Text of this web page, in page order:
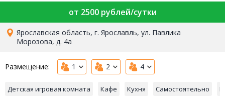
от 2500 рублей/сутки
Ярославская область, г. Ярославль, ул. Павлика
Морозова, д. 4а
Размещение: 1 2 4
Детская игровая комната Кафе Кухня Самостоятельно